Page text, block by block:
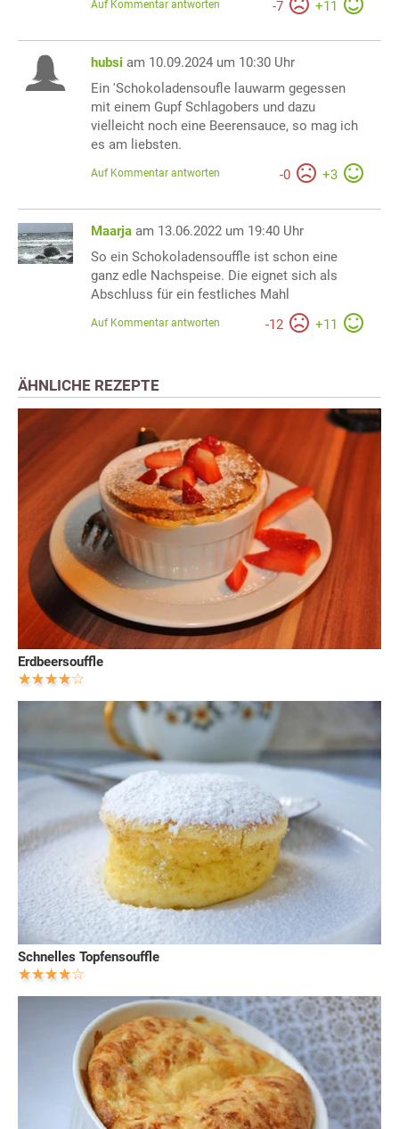
-7 +11
Auf Kommentar antworten
hubsi am 10.09.2024 um 10:30 Uhr
Ein 'Schokoladensoufle lauwarm gegessen
mit einem Gupf Schlagobers und dazu
vielleicht noch eine Beerensauce, so mag ich
es am liebsten.
-0 +3
Auf Kommentar antworten
Maarja am 13.06.2022 um 19:40 Uhr
So ein Schokoladensouffle ist schon eine
ganz edle Nachspeise. Die eignet sich als
Abschluss für ein festliches Mahl
-12 +11
Auf Kommentar antworten
ÄHNLICHE REZEPTE
Erdbeersouffle
Schnelles Topfensouffle